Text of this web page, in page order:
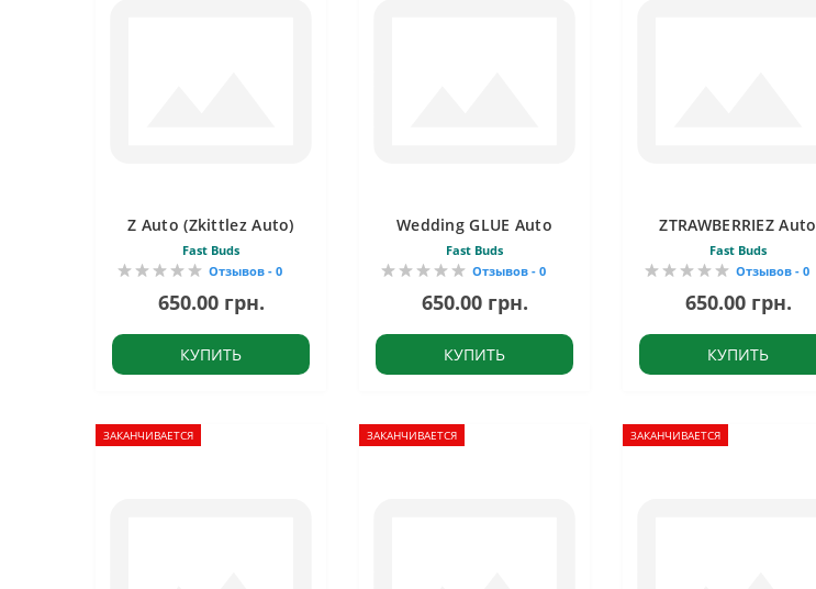
Z Auto (Zkittlez Auto)
Fast Buds
Отзывов - 0
650.00 грн.
КУПИТЬ
Wedding GLUE Auto
Fast Buds
Отзывов - 0
650.00 грн.
КУПИТЬ
ZTRAWBERRIEZ Auto
Fast Buds
Отзывов - 0
650.00 грн.
КУПИТЬ
ЗАКАНЧИВАЕТСЯ ЗАКАНЧИВАЕТСЯ ЗАКАНЧИВАЕТСЯ